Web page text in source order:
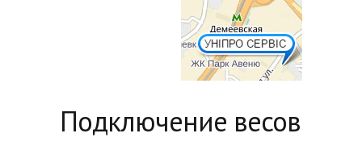
Подключение весов